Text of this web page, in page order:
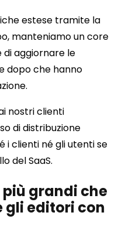
estese tramite la
manteniamo un core
aggiornare le
dopo che hanno
nostri clienti
di distribuzione
i clienti né gli utenti se
del SaaS.
più grandi che
editori con